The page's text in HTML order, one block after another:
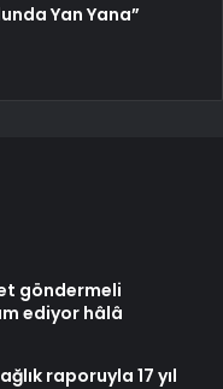
Yan Yana”
göndermeli
ediyor hâlâ
raporuyla 17 yıl